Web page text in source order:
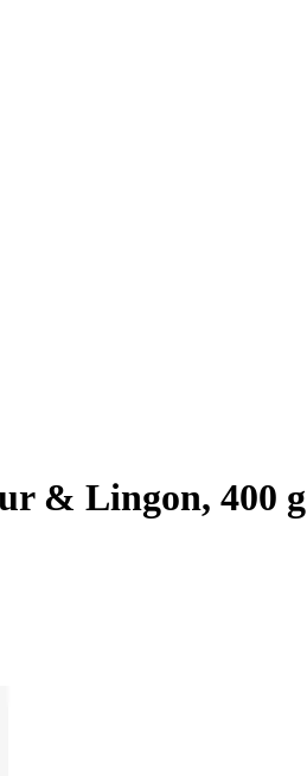
& Lingon, 400 g